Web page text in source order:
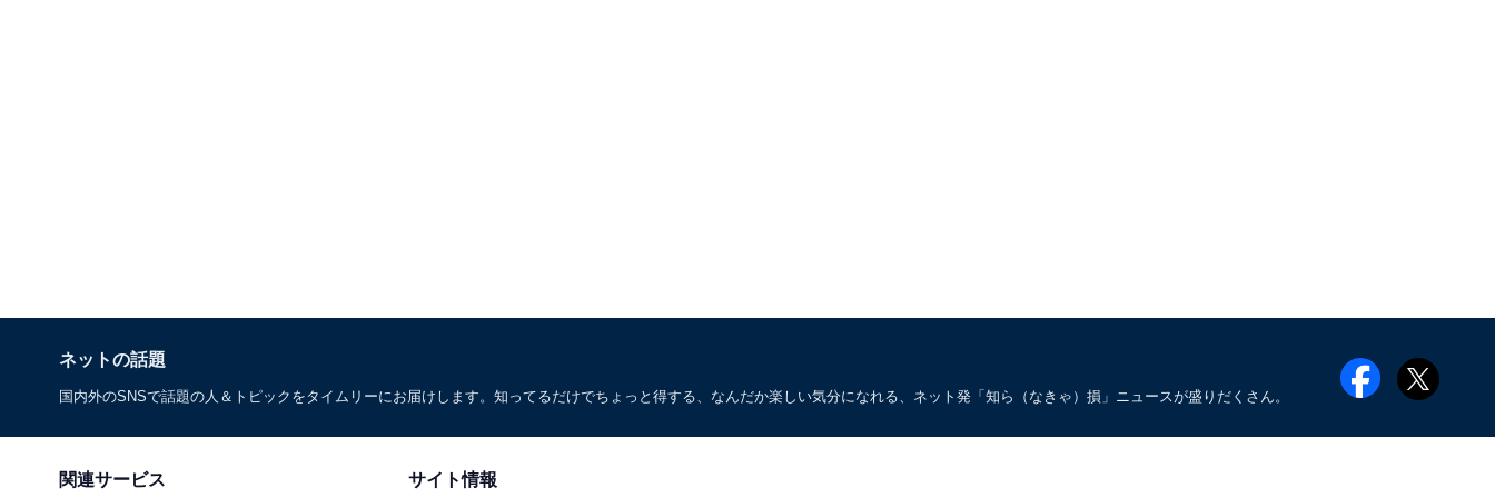
ネットの話題
国内外のSNSで話題の人＆トピックをタイムリーにお届けします。知ってるだけでちょっと得する、なんだか楽しい気分になれる、ネット発「知ら（なきゃ）損」ニュースが盛りだくさん。
関連サービス サイト情報